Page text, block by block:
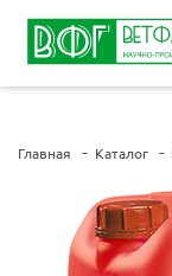
Главная Каталог